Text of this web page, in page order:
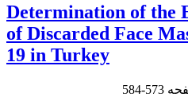
Determination of the
of Discarded Face
19 in Turkey
573-584